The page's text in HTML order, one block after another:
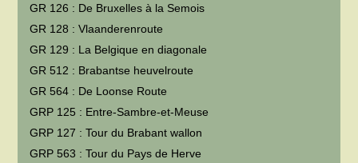
GR 126 : De Bruxelles à la Semois
GR 128 : Vlaanderenroute
GR 129 : La Belgique en diagonale
GR 512 : Brabantse heuvelroute
GR 564 : De Loonse Route
GRP 125 : Entre-Sambre-et-Meuse
GRP 127 : Tour du Brabant wallon
GRP 563 : Tour du Pays de Herve